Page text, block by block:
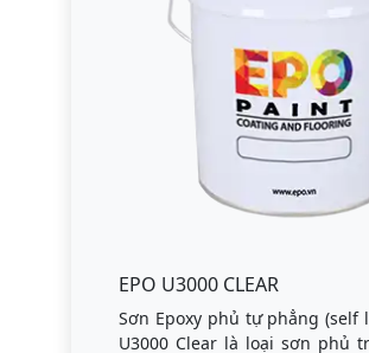
EPO U3000 CLEAR
Sơn Epoxy phủ tự phẳng (self
U3000 Clear là loại sơn phủ